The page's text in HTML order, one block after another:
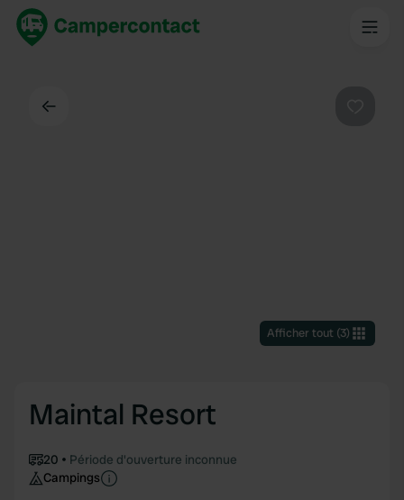
Afficher tout(3)
Maintal Resort
20
Période d'ouverture inconnue
Campings